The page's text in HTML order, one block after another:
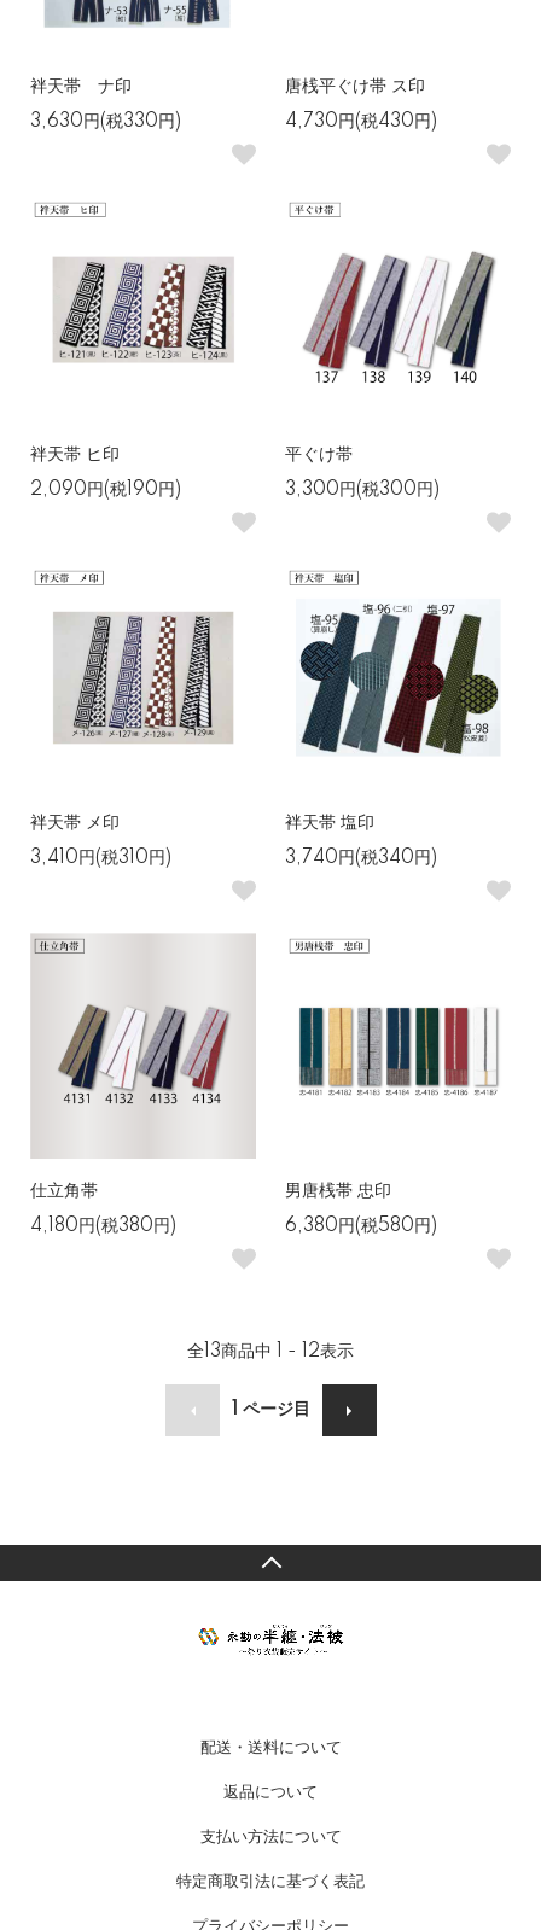
袢天帯 ナ印
3,630円(税330円)
唐桟平ぐけ帯 ス印
4,730円(税430円)
袢天帯 ヒ印
2,090円(税190円)
平ぐけ帯
3,300円(税300円)
袢天帯 メ印
3,410円(税310円)
袢天帯 塩印
3,740円(税340円)
仕立角帯
4,180円(税380円)
男唐桟帯 忠印
6,380円(税580円)
全 13商品中 1 - 12表示
ページ目
配送・送料について
返品について
支払い方法について
特定商取引法に基づく表記
プライバシーポリシー